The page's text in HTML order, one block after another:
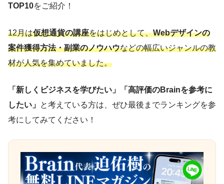
TOP10をご紹介！
12月は仮想通貨の講座をはじめとして、Webデザインの
案件獲得方法・副業のノウハウなどの幅広いジャンルの教
材が人気を集めていました。
「新しくビジネスを学びたい」「高評価のBrainを参考に
したい」 と考えている方は、ぜひ最後までランキングを参
考にしてみてください！